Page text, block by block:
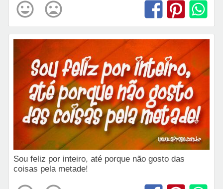
Sou feliz por inteiro, até porque não gosto das
coisas pela metade!